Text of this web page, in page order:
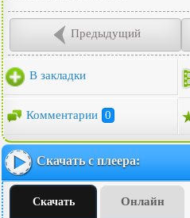
Предыдущий
В закладки
Комментарии 0
Скачать с плеера:
Скачать Онлайн